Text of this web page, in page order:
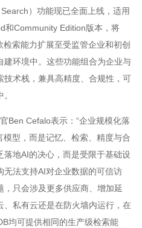
）功能现已全面上线，适用
和Community Edition版本，将
索能力扩展至受监管企业和初创
环境中。这些功能组合为企业与
术栈，兼具高精度、合规性，可
Ben Cefalo表示：“企业规模化落
型，而是记忆、检索、精度与合
地AI的决心，而是受限于基础设
法支持AI对企业数据的可信访
只会涉及更多供应商、增加延
私有云还是在防火墙内运行，在
均可提供相同的生产级检索能